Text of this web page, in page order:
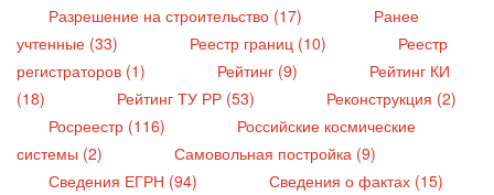
Разрешение на строительство (17)
Ранее
учтенные (33)
Реестр границ (10)
Реестр
регистраторов (1)
Рейтинг (9)
Рейтинг КИ
(18)
Рейтинг ТУ РР (53)
Реконструкция (2)
Росреестр (116)
Российские космические
системы (2)
Самовольная постройка (9)
Сведения ЕГРН (94)
Сведения о фактах (15)